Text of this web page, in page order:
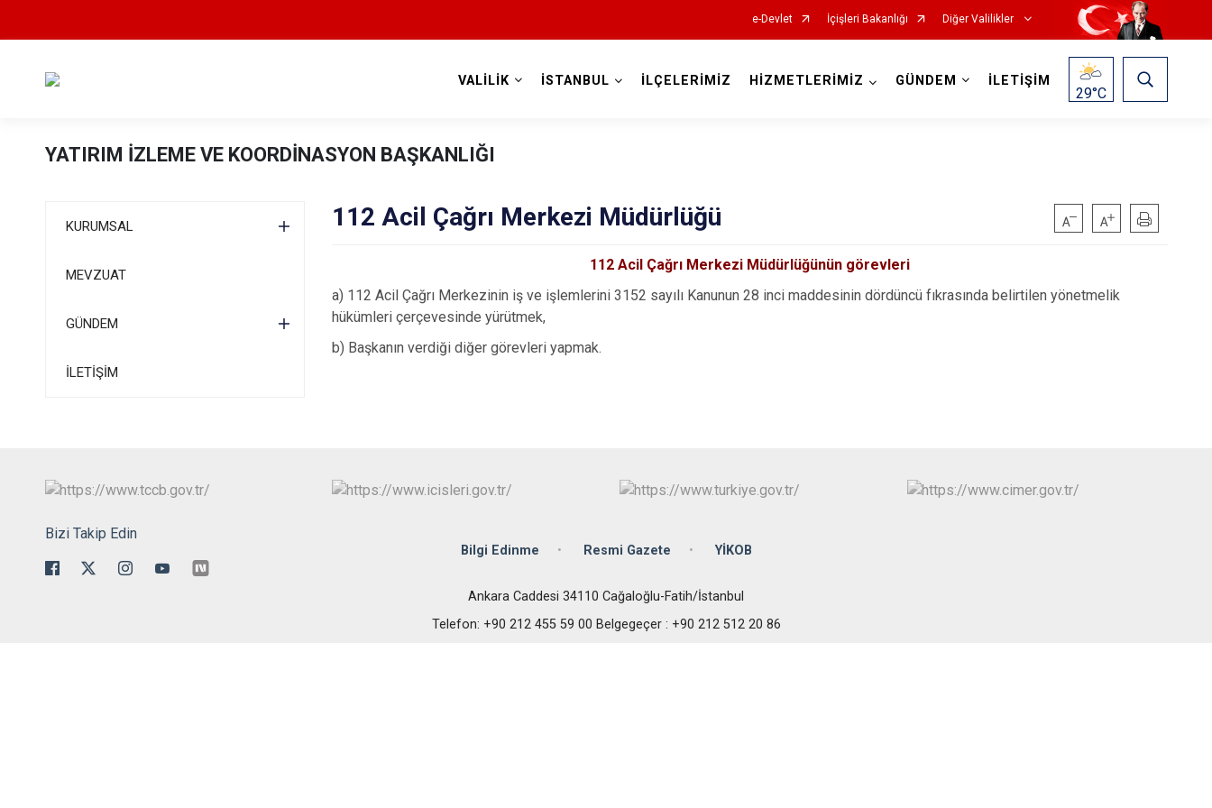
e-Devlet İçişleri Bakanlığı Diğer Valilikler
VALİLİK İSTANBUL İLÇELERİMİZ HİZMETLERİMİZ GÜNDEM İLETİŞİM
29°C
YATIRIM İZLEME VE KOORDİNASYON BAŞKANLIĞI
KURUMSAL
MEVZUAT
GÜNDEM
İLETİŞİM
112 Acil Çağrı Merkezi Müdürlüğü
112 Acil Çağrı Merkezi Müdürlüğünün görevleri
a) 112 Acil Çağrı Merkezinin iş ve işlemlerini 3152 sayılı Kanunun 28 inci maddesinin dördüncü fıkrasında belirtilen yönetmelik
hükümleri çerçevesinde yürütmek,
b) Başkanın verdiği diğer görevleri yapmak.
Bizi Takip Edin
Bilgi Edinme Resmi Gazete YİKOB
Ankara Caddesi 34110 Cağaloğlu-Fatih/İstanbul
Telefon: +90 212 455 59 00 Belgegeçer : +90 212 512 20 86